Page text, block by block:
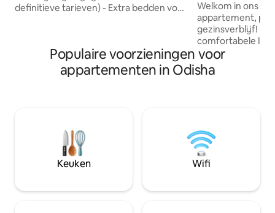
definitieve tarieven) - Extra bedden voor
woonkamer is tegen betaling Twee
woonkamers Ac -800 INR Een airco - 500
INR ⚠️Inchecken voor 21.00 uur 🇮🇳
GRATIS NETFLIXEN Begane grond
appartement 👑Beheerd door
Superhosts👌
gezinsverblijf
Welkom in ons
appartement,
gezinsverblijf!
comfortabele
een queensize
voorzien van
een ruime
de Sri
ideale privacy en
langer verblijf.
onderhouden wegen,
gemak!
Populaire voorzieningen voor
appartementen in Odisha
Keuken Wifi